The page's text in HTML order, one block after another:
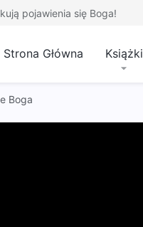
pojawienia się Boga!
Strona Główna Książki
Boga